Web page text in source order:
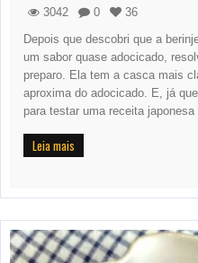
3042 0
36
Depois que descobri que a
um sabor quase adocicado,
preparo. Ela tem a casca mais
aproxima do adocicado. E, já
para testar uma receita
Leia mais